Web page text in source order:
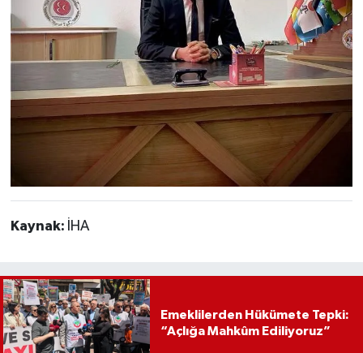
Kaynak: İHA
Emeklilerden Hükümete Tepki:
“Açlığa Mahkûm Ediliyoruz”